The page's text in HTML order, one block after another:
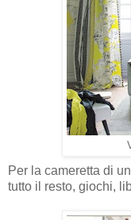
Per la cameretta di
tutto il resto, giochi,